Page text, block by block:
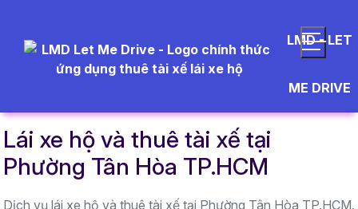
LMD - LET
ME DRIVE
Lái xe hộ và thuê tài xế tại
Phường Tân Hòa TP.HCM
Dịch vụ lái xe hộ và thuê tài xế tại Phường Tân Hòa TP.HCM.